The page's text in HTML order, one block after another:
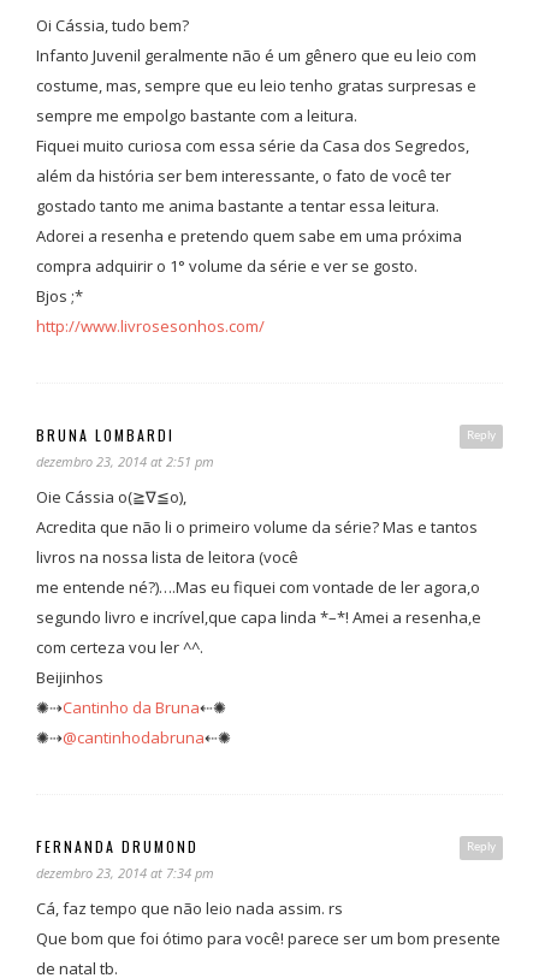
Oi Cássia, tudo bem?
Infanto Juvenil geralmente não é um gênero que eu leio com
costume, mas, sempre que eu leio tenho gratas surpresas e
sempre me empolgo bastante com a leitura.
Fiquei muito curiosa com essa série da Casa dos Segredos,
além da história ser bem interessante, o fato de você ter
gostado tanto me anima bastante a tentar essa leitura.
Adorei a resenha e pretendo quem sabe em uma próxima
compra adquirir o 1° volume da série e ver se gosto.
Bjos ;*
http://www.livrosesonhos.com/
Reply
BRUNA LOMBARDI
dezembro 23, 2014 at 2:51 pm
Oie Cássia o(≧∇≦o),
Acredita que não li o primeiro volume da série? Mas e tantos
livros na nossa lista de leitora (você
me entende né?)….Mas eu fiquei com vontade de ler agora,o
segundo livro e incrível,que capa linda *–*! Amei a resenha,e
com certeza vou ler ^^.
Beijinhos
✺⇢Cantinho da Bruna⇠✺
✺⇢@cantinhodabruna⇠✺
Reply
FERNANDA DRUMOND
dezembro 23, 2014 at 7:34 pm
Cá, faz tempo que não leio nada assim. rs
Que bom que foi ótimo para você! parece ser um bom presente
de natal tb.